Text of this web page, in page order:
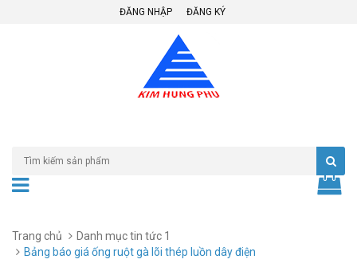
ĐĂNG NHẬP ĐĂNG KÝ
Trang chủ
Danh mục tin tức 1
Bảng báo giá ống ruột gà lõi thép luồn dây điện